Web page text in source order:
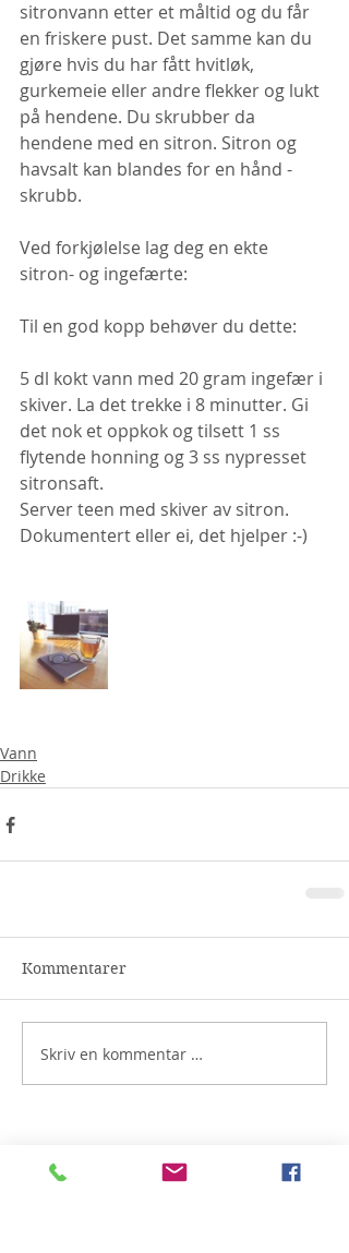
sitronvann etter et måltid og du får
en friskere pust. Det samme kan du
gjøre hvis du har fått hvitløk,
gurkemeie eller andre flekker og lukt
på hendene. Du skrubber da
hendene med en sitron. Sitron og
havsalt kan blandes for en hånd -
skrubb.
Ved forkjølelse lag deg en ekte
sitron- og ingefærte:
Til en god kopp behøver du dette:
5 dl kokt vann med 20 gram ingefær i
skiver. La det trekke i 8 minutter. Gi
det nok et oppkok og tilsett 1 ss
flytende honning og 3 ss nypresset
sitronsaft.
Server teen med skiver av sitron.
Dokumentert eller ei, det hjelper :-)
Vann
Drikke
Kommentarer
Skriv en kommentar …